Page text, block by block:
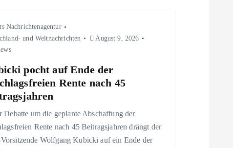
Nachrichtenagentur
und Weltnachrichten
August 9, 2026
pocht auf Ende der
Rente nach 45
Debatte um die geplante Abschaffung der
Rente nach 45 Beitragsjahren drängt der
Wolfgang Kubicki auf ein Ende der